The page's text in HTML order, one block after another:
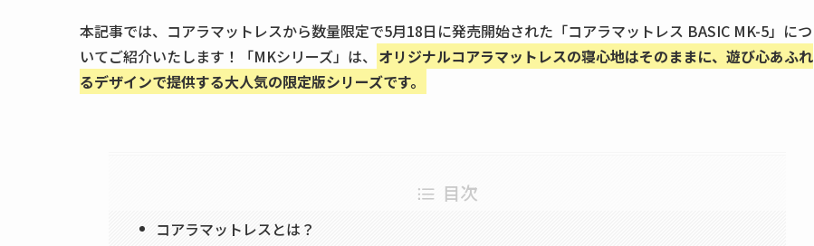
本記事では、コアラマットレスから数量限定で5月18日に発売開始された「コアラマットレス BASIC MK-5」につ
いてご紹介いたします！「MKシリーズ」は、 オリジナルコアラマットレスの寝心地はそのままに、遊び心あふれ
るデザインで提供する大人気の限定版シリーズです。
目次
コアラマットレスとは？